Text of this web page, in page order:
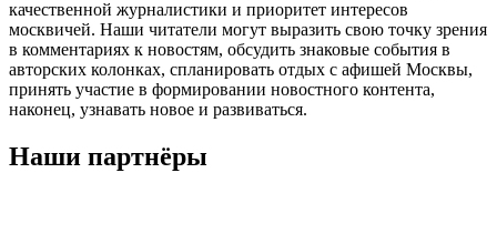
качественной журналистики и приоритет интересов
москвичей. Наши читатели могут выразить свою точку зрения
в комментариях к новостям, обсудить знаковые события в
авторских колонках, спланировать отдых с афишей Москвы,
принять участие в формировании новостного контента,
наконец, узнавать новое и развиваться.
Наши партнёры